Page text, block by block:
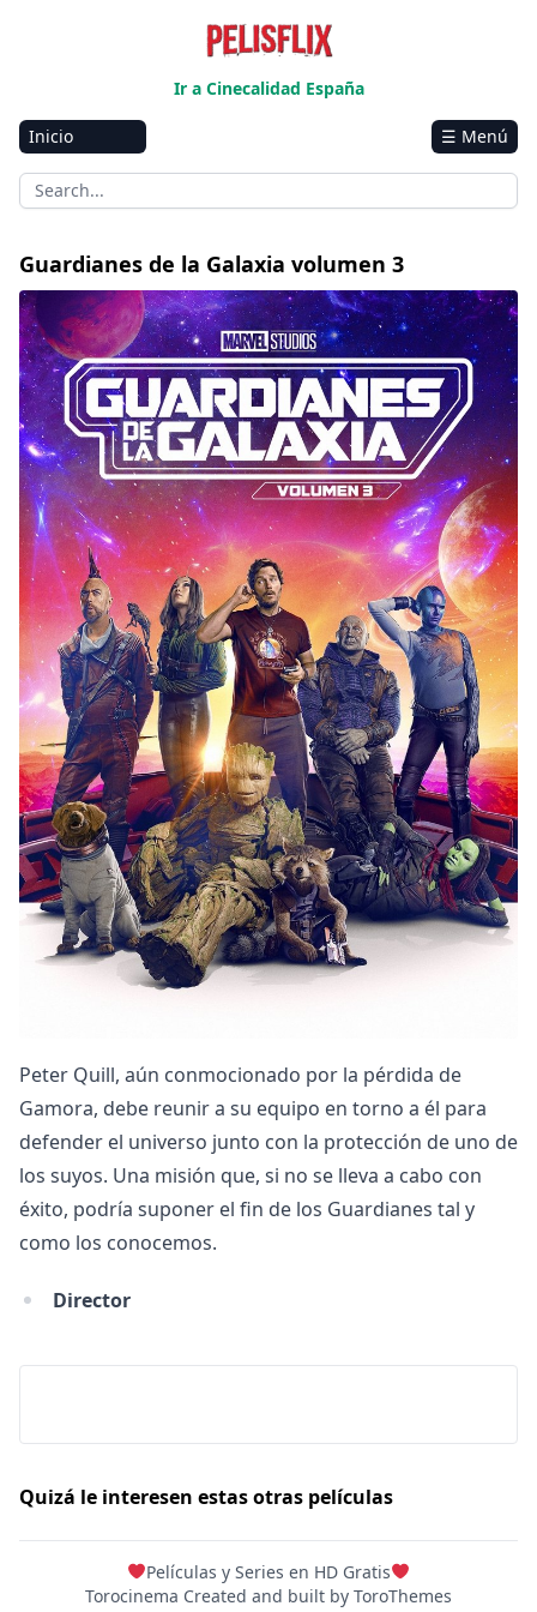
Ir a Cinecalidad España
Inicio
Amazon
Netflix
Disney+
HBO-Max
Vivamax
Marvel
Vix+Original
Hulu
Apple tv+
DC
Peacock
☰ Menú
Guardianes de la Galaxia volumen 3
Peter Quill, aún conmocionado por la pérdida de
Gamora, debe reunir a su equipo en torno a él para
defender el universo junto con la protección de uno de
los suyos. Una misión que, si no se lleva a cabo con
éxito, podría suponer el fin de los Guardianes tal y
como los conocemos.
Director
Quizá le interesen estas otras películas
Películas y Series en HD Gratis
Torocinema Created and built by ToroThemes